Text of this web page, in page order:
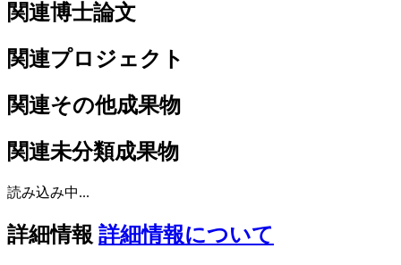
関連博士論文
関連プロジェクト
関連その他成果物
関連未分類成果物
読み込み中...
詳細情報 詳細情報について